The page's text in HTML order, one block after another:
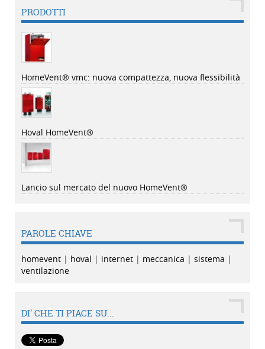
PRODOTTI
HomeVent® vmc: nuova compattezza, nuova flessibilità
Hoval HomeVent®
Lancio sul mercato del nuovo HomeVent®
PAROLE CHIAVE
homevent | hoval | internet | meccanica | sistema |
ventilazione
DI' CHE TI PIACE SU...